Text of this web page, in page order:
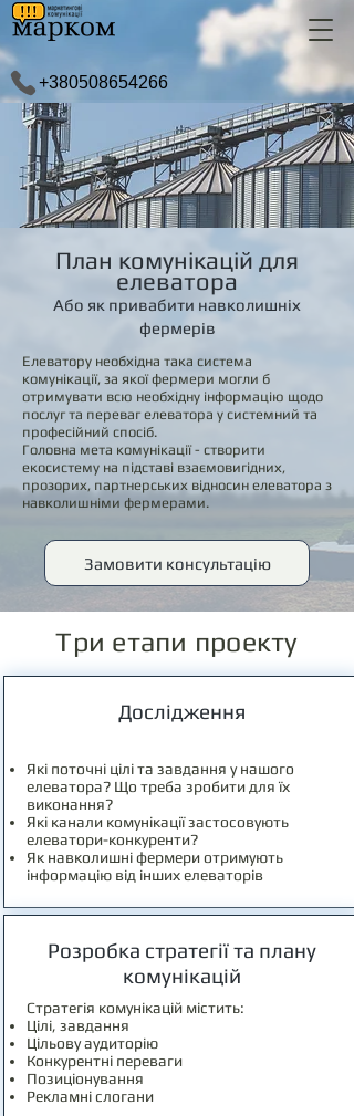
+380508654266
План комунікацій для
елеватора
Або як привабити навколишніх
фермерів
Елеватору необхідна така система
комунікації, за якої фермери могли б
отримувати всю необхідну інформацію щодо
послуг та переваг елеватора у системний та
професійний спосіб.
Головна мета комунікації - створити
екосистему на підставі взаємовигідних,
прозорих, партнерських відносин елеватора з
навколишніми фермерами.
Замовити консультацію
Три етапи проекту
Дослідження
Які поточні цілі та завдання у нашого
елеватора? Що треба зробити для їх
виконання?
Які канали комунікації застосовують
елеватори-конкуренти?
Як навколишні фермери отримують
інформацію від інших елеваторів
Розробка стратегії та плану
комунікацій
Стратегія комунікацій містить:
Цілі, завдання
Цільову аудиторію
Конкурентні переваги
Позиціонування
Рекламні слогани